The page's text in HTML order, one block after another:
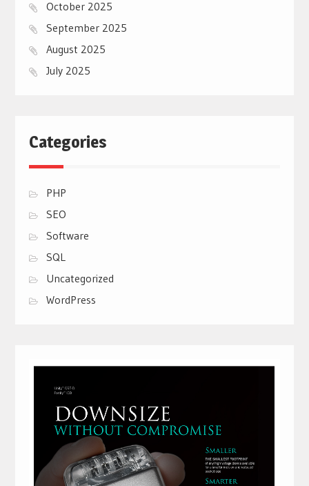
October 2025
September 2025
August 2025
July 2025
Categories
PHP
SEO
Software
SQL
Uncategorized
WordPress